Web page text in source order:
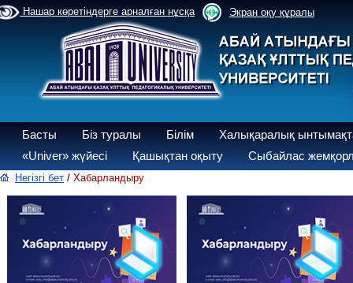
Нашар көретіндерге арналған нұсқа Экран оқу құралы
Басты Біз туралы Білім
Халықаралық
«Univer» жүйесі
Қашықтан оқыту Сыбайлас
Негізгі бет / Хабарландыру